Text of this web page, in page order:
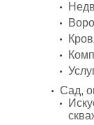
Сад,